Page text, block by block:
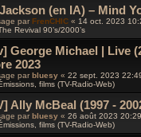
(en IA) – Mind
par FrenCHIC « 14 oct. 2023
Revival 90’s/2000’s
George Michael | Live
2023
par bluesy « 22 sept. 2023
films (TV-Radio-Web)
Ally McBeal (1997 -
par bluesy « 26 août 2023 20:29
films (TV-Radio-Web)